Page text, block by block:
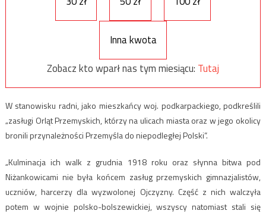
Inna kwota
Zobacz kto wparł nas tym miesiącu: Tutaj
W stanowisku radni, jako mieszkańcy woj. podkarpackiego, podkreślili
„zasługi Orląt Przemyskich, którzy na ulicach miasta oraz w jego okolicy
bronili przynależności Przemyśla do niepodległej Polski”.
„Kulminacja ich walk z grudnia 1918 roku oraz słynna bitwa pod
Niżankowicami nie była końcem zasług przemyskich gimnazjalistów,
uczniów, harcerzy dla wyzwolonej Ojczyzny. Część z nich walczyła
potem w wojnie polsko-bolszewickiej, wszyscy natomiast stali się